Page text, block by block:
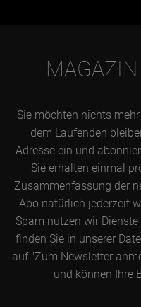
Sie möchten nichts
dem Laufenden
Adresse ein und
Sie erhalten einmal
Zusammenfassung der
Abo natürlich jederzeit
Spam nutzen wir
finden Sie in unserer
auf "Zum Newsletter
und können Ihre